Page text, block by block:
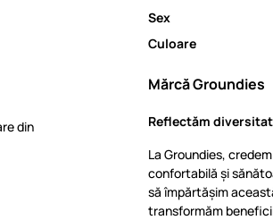
din
Sex
Culoare
Mărcă Groundies
Reflectăm
La Groundies,
confortabilă și
să împărtășim
transformăm